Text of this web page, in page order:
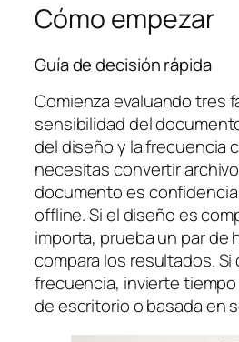
Cómo empezar
Guía de decisión rápida
Comienza evaluando tres
sensibilidad del
del diseño y la frecuencia
necesitas convertir
documento es
offline. Si el diseño es
importa, prueba un par de
compara los resultados.
frecuencia, invierte
de escritorio o basada en